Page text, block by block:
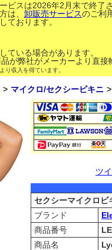
ビスは2026年2月末で終了
は、 卸販売サービスのご利
ております。
ている場合があります。
が弊社がメーカーより直
り収入を得ています。
マイクロ/セクシービキニ
ツ
セクシーマイクロビ
ブランド
商品番号
商品名